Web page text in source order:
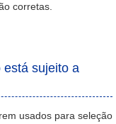
corretas.
está sujeito a
usados para seleção